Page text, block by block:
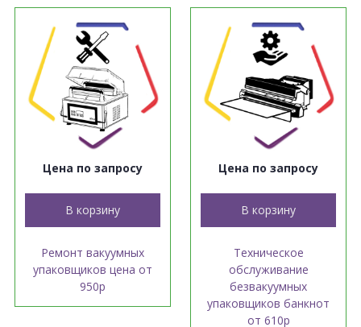
Цена по запросу
В корзину
Ремонт вакуумных
упаковщиков цена от
950р
Цена по запросу
В корзину
Техническое
обслуживание
безвакуумных
упаковщиков банкнот
от 610р